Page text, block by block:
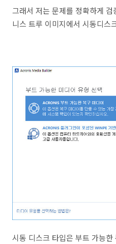
그래서 저는 문제를 정확하게
니스 트루 이미지에서 시동디스
시동 디스크 타입은 부트 가능